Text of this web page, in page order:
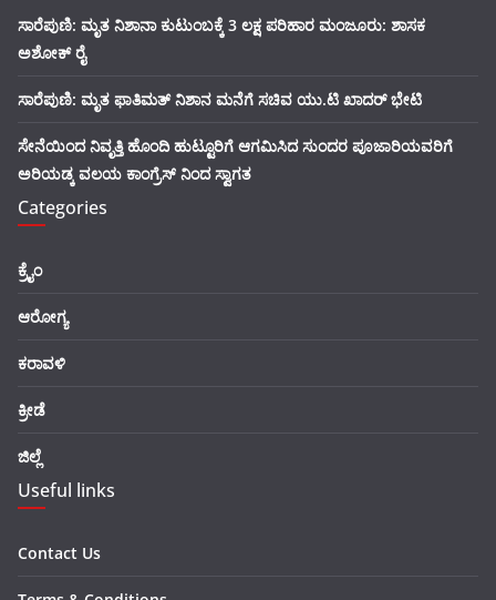
ಸಾರೆಪುಣಿ: ಮೃತ ನಿಶಾನಾ ಕುಟುಂಬಕ್ಕೆ 3 ಲಕ್ಷ ಪರಿಹಾರ ಮಂಜೂರು: ಶಾಸಕ
ಅಶೋಕ್ ರೈ
ಸಾರೆಪುಣಿ: ಮೃತ ಫಾತಿಮತ್ ನಿಶಾನ ಮನೆಗೆ ಸಚಿವ ಯು.ಟಿ ಖಾದರ್ ಭೇಟಿ
ಸೇನೆಯಿಂದ ನಿವೃತ್ತಿ ಹೊಂದಿ ಹುಟ್ಟೂರಿಗೆ ಆಗಮಿಸಿದ ಸುಂದರ ಪೂಜಾರಿಯವರಿಗೆ
ಅರಿಯಡ್ಕ ವಲಯ ಕಾಂಗ್ರೆಸ್ ನಿಂದ ಸ್ವಾಗತ
Categories
ಕ್ರೈಂ
ಆರೋಗ್ಯ
ಕರಾವಳಿ
ಕ್ರೀಡೆ
ಜಿಲ್ಲೆ
Useful links
Contact Us